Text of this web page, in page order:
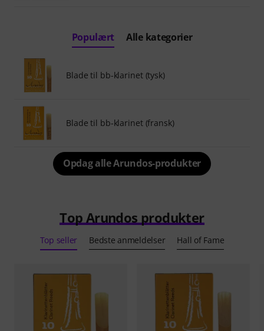
Populært Alle kategorier
Blade til bb-klarinet (tysk)
Blade til bb-klarinet (fransk)
Opdag alle Arundos-produkter
Top Arundos produkter
Top seller Bedste anmeldelser Hall of Fame